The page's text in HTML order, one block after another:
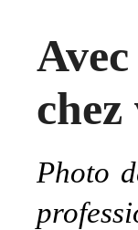
chez
Photo